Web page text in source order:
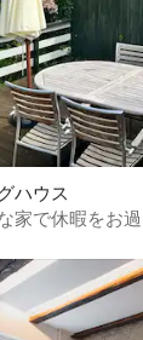
ハウス
家で休暇をお